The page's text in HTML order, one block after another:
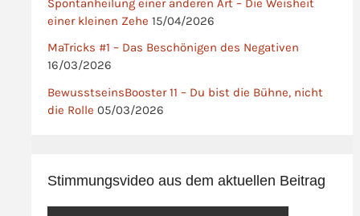
Spontanheilung einer anderen Art – Die Weisheit
einer kleinen Zehe 15/04/2026
MaTricks #1 – Das Beschönigen des Negativen
16/03/2026
BewusstseinsBooster 11 – Du bist die Bühne, nicht
die Rolle 05/03/2026
Stimmungsvideo aus dem aktuellen Beitrag